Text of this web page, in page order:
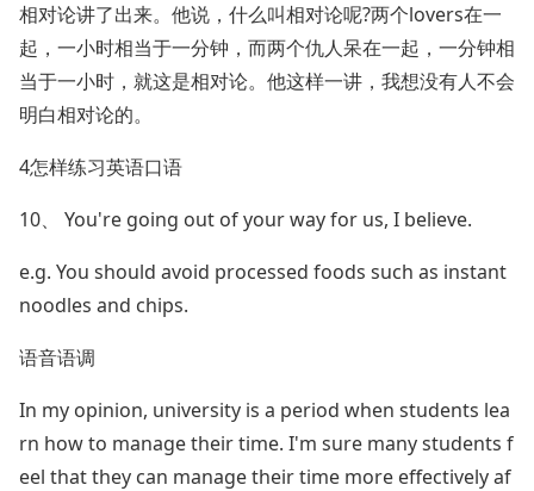
相对论讲了出来。他说，什么叫相对论呢?两个lovers在一
起，一小时相当于一分钟，而两个仇人呆在一起，一分钟相
当于一小时，就这是相对论。他这样一讲，我想没有人不会
明白相对论的。
4怎样练习英语口语
10、 You're going out of your way for us, I believe.
e.g. You should avoid processed foods such as instant
noodles and chips.
语音语调
In my opinion, university is a period when students lea
rn how to manage their time. I'm sure many students f
eel that they can manage their time more effectively af